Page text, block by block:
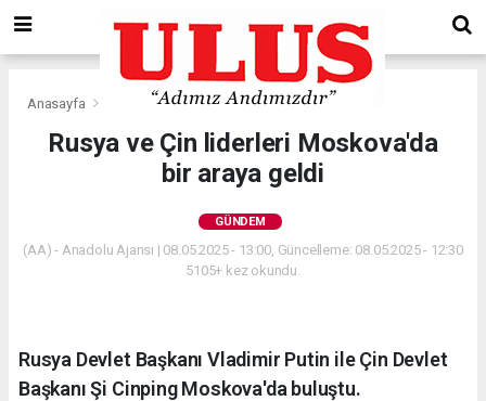
Anasayfa Gündem
Rusya ve Çin liderleri Moskova'da
bir araya geldi
GÜNDEM
(AA) - Anadolu Ajansı | 08.05.2025 - 13:00, Güncelleme: 08.05.2025 - 12:30
5105+ kez okundu.
Rusya Devlet Başkanı Vladimir Putin ile Çin Devlet
Başkanı Şi Cinping Moskova'da buluştu.